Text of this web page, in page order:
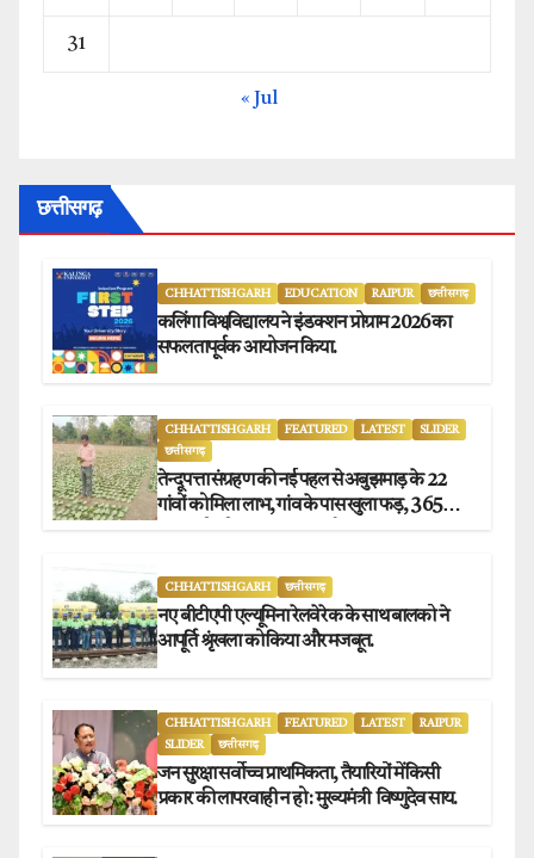
31
« Jul
छत्तीसगढ़
CHHATTISHGARH EDUCATION RAIPUR छत्तीसगढ़
कलिंगा विश्वविद्यालय ने इंडक्शन प्रोग्राम 2026 का
सफलतापूर्वक आयोजन किया.
CHHATTISHGARH FEATURED LATEST
SLIDER
छत्तीसगढ़
तेन्दूपत्ता संग्रहण की नई पहल से अबुझमाड़ के 22
गांवों को मिला लाभ, गांव के पास खुला फड़, 365
CHHATTISHGARH छत्तीसगढ़
नए बीटीएपी एल्यूमिना रेलवे रेक के साथ बालको ने
आपूर्ति श्रृंखला को किया और मजबूत.
CHHATTISHGARH FEATURED LATEST
RAIPUR
SLIDER
छत्तीसगढ़
जन सुरक्षा सर्वोच्च प्राथमिकता, तैयारियों में किसी
प्रकार की लापरवाही न हो : मुख्यमंत्री विष्णुदेव साय.